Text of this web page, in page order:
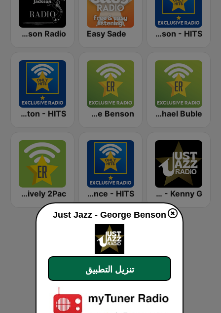
Exclusively Michael Jackson - HITS
Easy Sade
Michael Jackson Radio
Exclusively Michael Buble
Exclusively George Benson
Exclusively Whitney Houston - HITS
Just Jazz - Kenny G
Exclusively Prince - HITS
Exclusively 2Pac
Just Jazz - George Benson
تنزيل التطبيق